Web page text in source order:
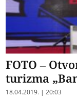
FOTO –
turizma
18.04.2019. | 20:03